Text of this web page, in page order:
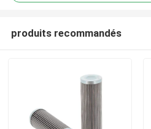
produits recommandés